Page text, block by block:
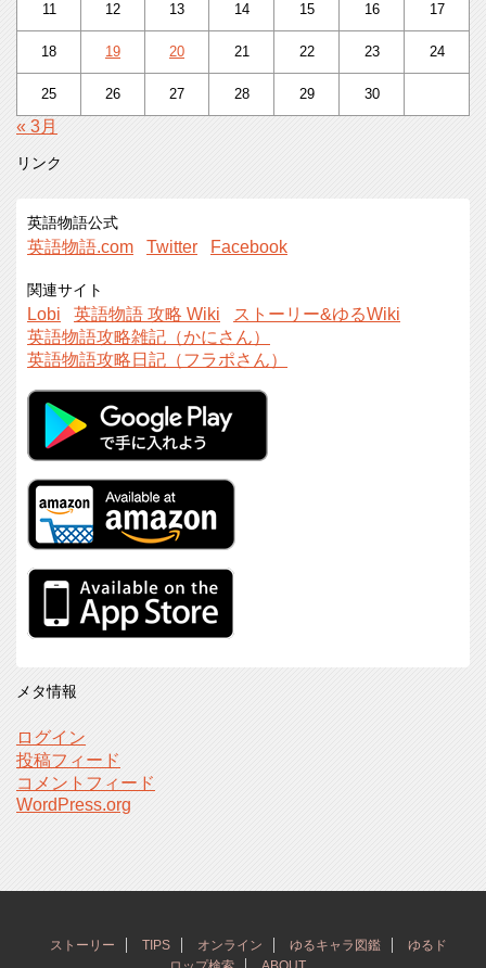
11 12 13 14 15 16 17
18 19 20 21 22 23 24
25 26 27 28 29 30
« 3月
リンク
英語物語公式
英語物語.com Twitter Facebook
関連サイト
Lobi 英語物語 攻略 Wiki
ストーリー&ゆるWiki
英語物語攻略雑記（かにさん）
英語物語攻略日記（フラポさん）
メタ情報
ログイン
投稿フィード
コメントフィード
WordPress.org
ストーリー TIPS オンライン ゆるキャラ図鑑
ゆるド